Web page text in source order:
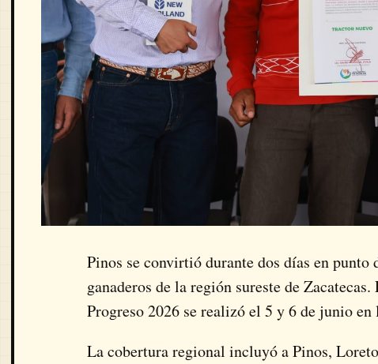
Pinos se convirtió durante dos días en
ganaderos de la región sureste de
Progreso 2026 se realizó el 5 y 6 de junio
La cobertura regional incluyó a Pinos,